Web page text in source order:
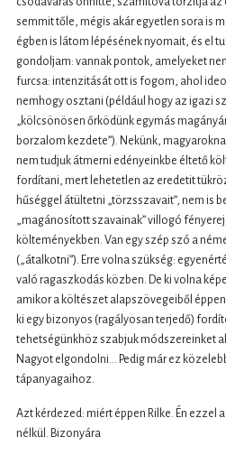
semmit tőle, mégis akár egyetlen sora is
égben is látom lépésének nyomait, és el
gondoljam: vannak pontok, amelyeket
furcsa: intenzitását ott is fogom, ahol
nemhogy osztani (például hogy az igazi
„kölcsönösen őrködünk egymás
borzalom kezdete”). Nekünk,
nem tudjuk átmerni edényeinkbe éltető
fordítani, mert lehetetlen az eredetit
hűséggel átültetni „törzsszavait”, nem is
„magánosított szavainak” villogó
költeményekben. Van egy szép szó a
(„átalkotni”). Erre volna szükség:
való ragaszkodás közben. De ki volna
amikor a költészet alapszövegeiből
ki egy bizonyos (ragályosan terjedő)
tehetségünkhöz szabjuk módszereinket
Nagyot elgondolni… Pedig már ez
tápanyagaihoz.
Azt kérdezed: miért éppen Rilke. Én ezzel
nélkül. Bizonyára